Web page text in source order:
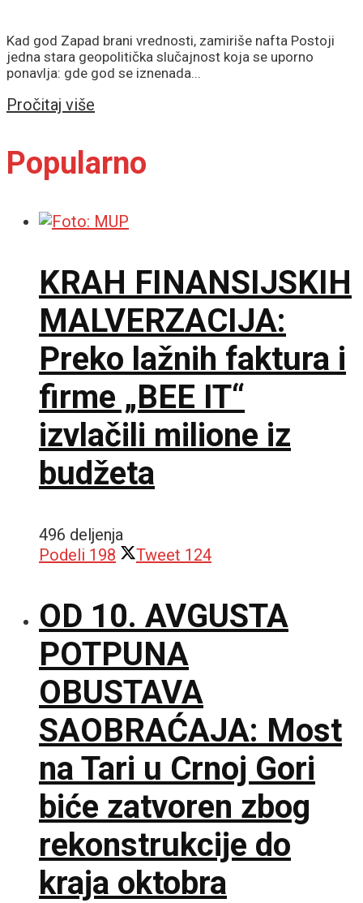
Kad god Zapad brani vrednosti, zamiriše nafta Postoji
jedna stara geopolitička slučajnost koja se uporno
ponavlja: gde god se iznenada...
Pročitaj više
Popularno
KRAH FINANSIJSKIH
MALVERZACIJA:
Preko lažnih faktura i
firme „BEE IT“
izvlačili milione iz
budžeta
496 deljenja
Podeli 198 Tweet 124
OD 10. AVGUSTA
POTPUNA
OBUSTAVA
SAOBRAĆAJA: Most
na Tari u Crnoj Gori
biće zatvoren zbog
rekonstrukcije do
kraja oktobra